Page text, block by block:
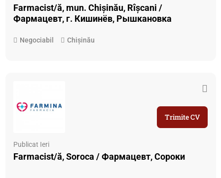
Farmacist/ă, mun. Chișinău, Rîșcani /
Фармацевт, г. Кишинёв, Рышкановка
Negociabil Chișinău
Publicat Ieri
Farmacist/ă, Soroca / Фармацевт, Сороки
Trimite CV